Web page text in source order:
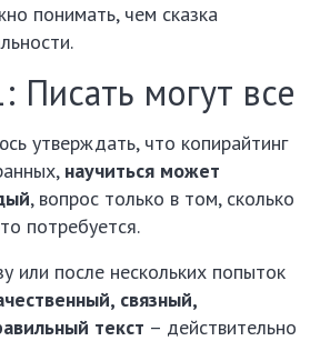
понимать, чем сказка
Писать могут все
утверждать, что копирайтинг
научиться может
, вопрос только в том, сколько
потребуется.
или после нескольких попыток
связный,
текст – действительно